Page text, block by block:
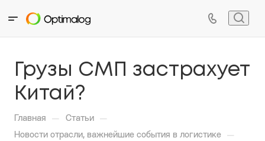
Грузы СМП застрахует
Китай?
Главная — Статьи —
Новости отрасли, важнейшие события в логистике —